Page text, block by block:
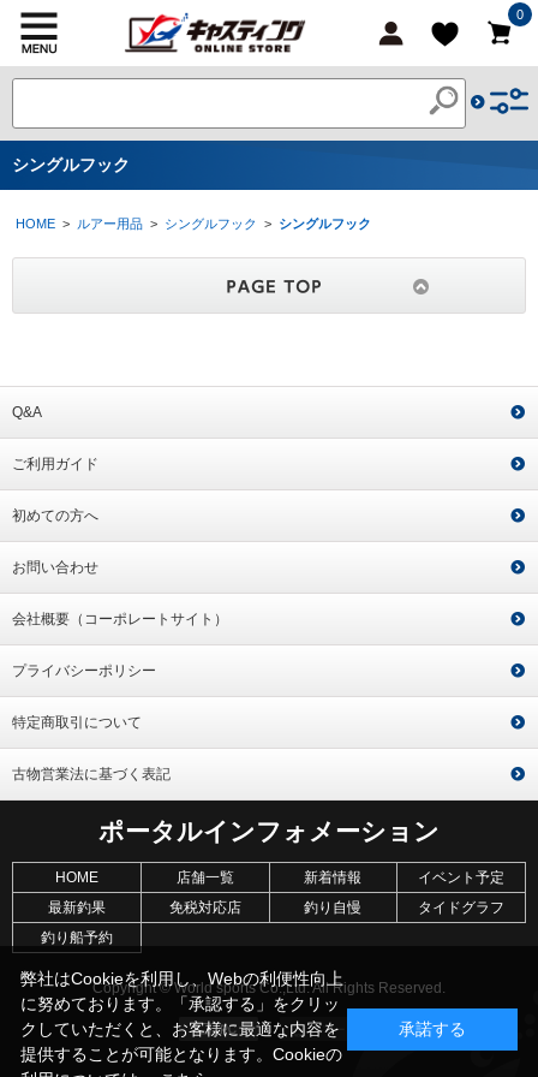
0
シングルフック
HOME > ルアー用品 > シングルフック > シングルフック
Q&A
ご利用ガイド
初めての方へ
お問い合わせ
会社概要（コーポレートサイト）
プライバシーポリシー
特定商取引について
古物営業法に基づく表記
ポータルインフォメーション
HOME 店舗一覧 新着情報
イベント予定
最新釣果
免税対応店 釣り自慢
タイドグラフ
釣り船予約
Copyright © World sports Co.,Ltd. All Rights Reserved.
弊社はCookieを利用し、Webの利便性向上
に努めております。「承認する」をクリッ
クしていただくと、お客様に最適な内容を
提供することが可能となります。Cookieの
承諾する